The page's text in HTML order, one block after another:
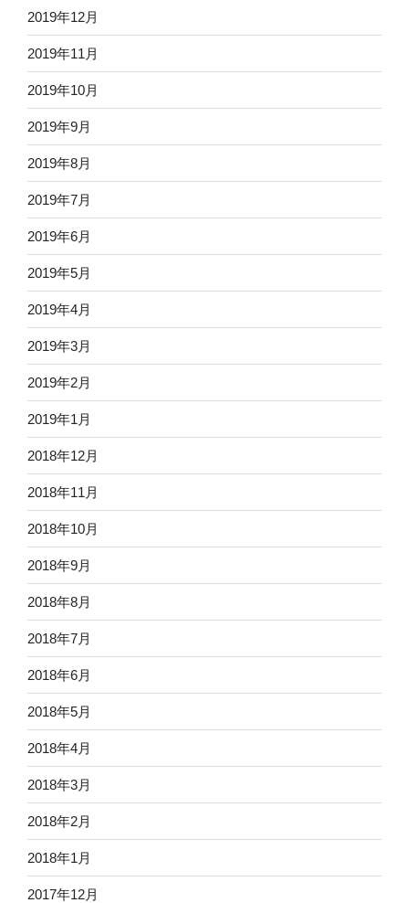
2019年12月
2019年11月
2019年10月
2019年9月
2019年8月
2019年7月
2019年6月
2019年5月
2019年4月
2019年3月
2019年2月
2019年1月
2018年12月
2018年11月
2018年10月
2018年9月
2018年8月
2018年7月
2018年6月
2018年5月
2018年4月
2018年3月
2018年2月
2018年1月
2017年12月